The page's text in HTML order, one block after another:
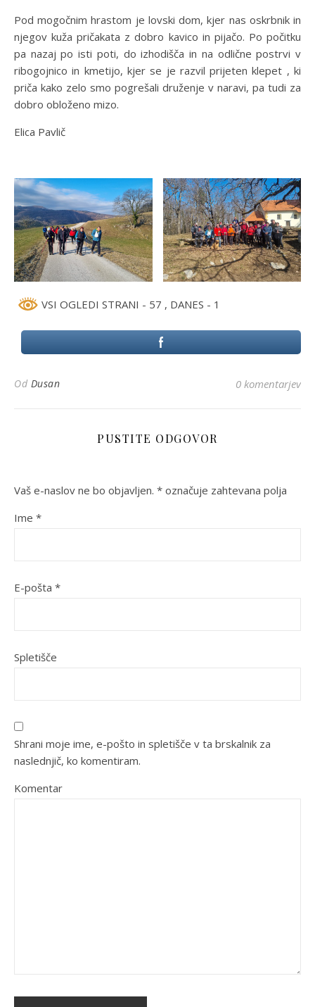
Pod mogočnim hrastom je lovski dom, kjer nas oskrbnik in
njegov kuža pričakata z dobro kavico in pijačo. Po počitku
pa nazaj po isti poti, do izhodišča in na odlične postrvi v
ribogojnico in kmetijo, kjer se je razvil prijeten klepet , ki
priča kako zelo smo pogrešali druženje v naravi, pa tudi za
dobro obloženo mizo.
Elica Pavlič
VSI OGLEDI STRANI - 57 , DANES - 1
Od Dusan 0 komentarjev
PUSTITE ODGOVOR
Vaš e-naslov ne bo objavljen. * označuje zahtevana polja
Ime *
E-pošta *
Spletišče
Shrani moje ime, e-pošto in spletišče v ta brskalnik za
naslednjič, ko komentiram.
Komentar